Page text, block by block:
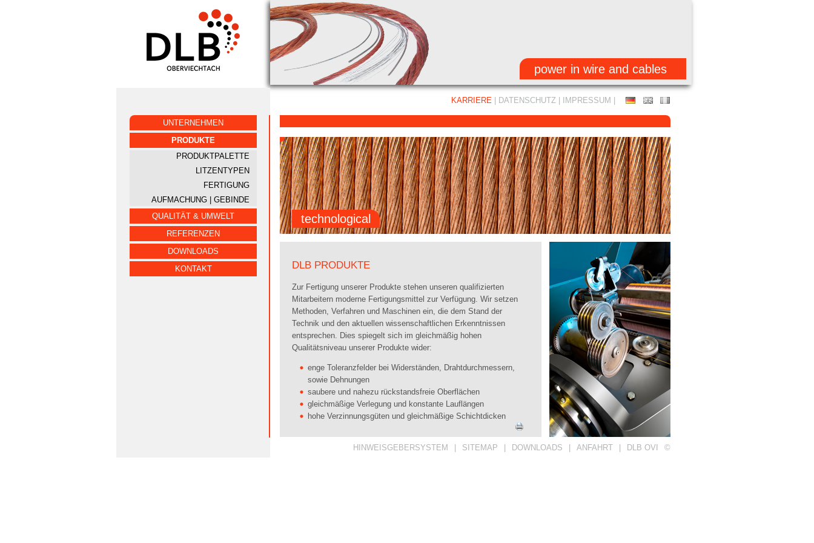
power in wire and cables
UNTERNEHMEN
PRODUKTE
PRODUKTPALETTE
LITZENTYPEN
FERTIGUNG
AUFMACHUNG | GEBINDE
QUALITÄT & UMWELT
REFERENZEN
DOWNLOADS
KONTAKT
IMPRESSUM
DATENSCHUTZ
KARRIERE
technological
DLB PRODUKTE
Zur Fertigung unserer Produkte stehen unseren qualifizierten
Mitarbeitern moderne Fertigungsmittel zur Verfügung. Wir setzen
Methoden, Verfahren und Maschinen ein, die dem Stand der
Technik und den aktuellen wissenschaftlichen Erkenntnissen
entsprechen. Dies spiegelt sich im gleichmäßig hohen
Qualitätsniveau unserer Produkte wider:
enge Toleranzfelder bei Widerständen, Drahtdurchmessern,
sowie Dehnungen
saubere und nahezu rückstandsfreie Oberflächen
gleichmäßige Verlegung und konstante Lauflängen
hohe Verzinnungsgüten und gleichmäßige Schichtdicken
HINWEISGEBERSYSTEM SITEMAP DOWNLOADS ANFAHRT DLB OVI ©